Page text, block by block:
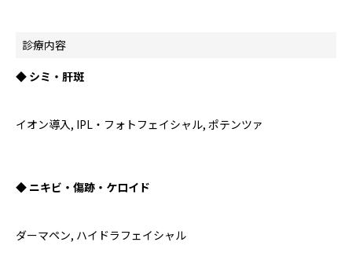
診療内容
◆ シミ・肝斑
イオン導入, IPL・フォトフェイシャル, ポテンツァ
◆ ニキビ・傷跡・ケロイド
ダーマペン, ハイドラフェイシャル